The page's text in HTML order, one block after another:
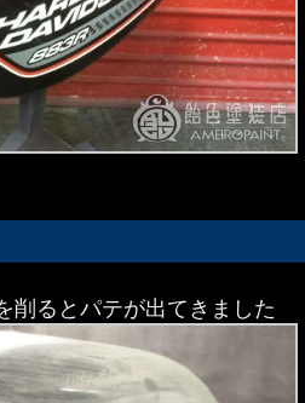
削るとパテが出てきました